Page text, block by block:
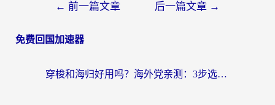
← 前一篇文章 后一篇文章 →
免费回国加速器
穿梭和海归好用吗？海外党亲测：3步选对回国加速器，无缝刷国内剧玩手游